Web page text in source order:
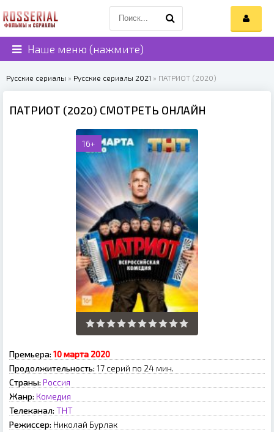
Наше меню (нажмите)
Русские сериалы » Русские сериалы 2021 » ПАТРИОТ (2020)
ПАТРИОТ (2020) СМОТРЕТЬ ОНЛАЙН
16+
Премьера: 10 мapтa 2020
Продолжительность: 17 серий по 24 мин.
Страны: Россия
Жанр: Комедия
Телеканал: ТНТ
Режиссер: Николай Бурлак